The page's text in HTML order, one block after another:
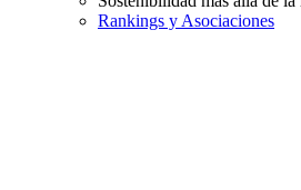
Rankings y Asociaciones